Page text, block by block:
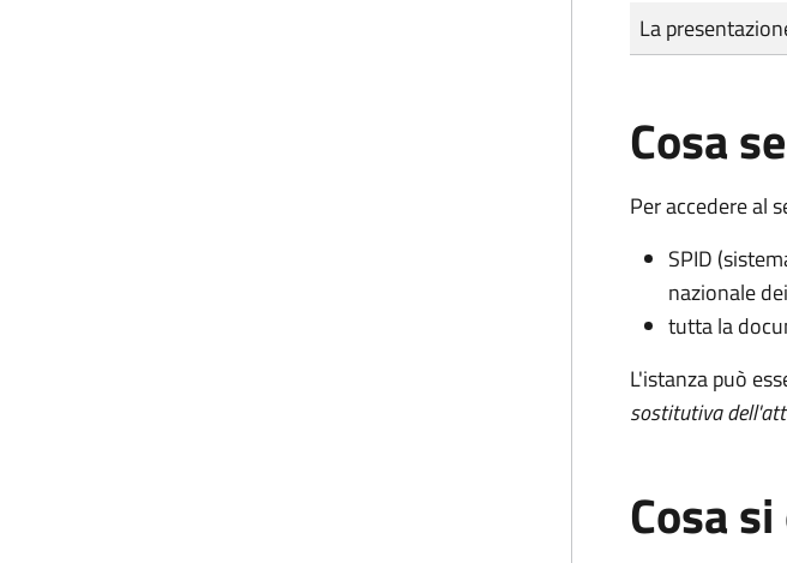
Tipo di
Importo
La
Cosa
Per accedere al
SPID
nazionale
tutta la
L'istanza può
sostitutiva
Cosa